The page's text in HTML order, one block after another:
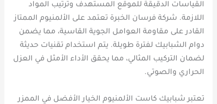
القياسات الدقيقة للموقع المستهدف وترتيب المواد
اللازمة. شركة فرسان الخبرة تعتمد على الألمنيوم الممتاز
القادر على مقاومة العوامل الجوية القاسية، مما يضمن
دوام الشبابيك لفترة طويلة. يتم استخدام تقنيات حديثة
لضمان التركيب المثالي، مما يحقق الأداء الأمثل في العزل
الحراري والصوتي.
تعتبر شبابيك كاست الألمنيوم الخيار الأفضل في الممزر